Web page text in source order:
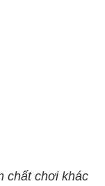
chất chơi khác